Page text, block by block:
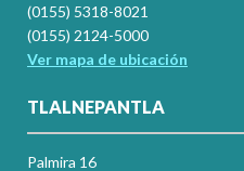
(0155) 5318-8021
(0155) 2124-5000
Ver mapa de ubicación
TLALNEPANTLA
Palmira 16